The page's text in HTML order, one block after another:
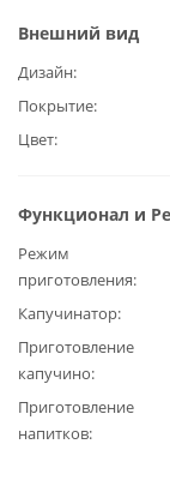
Внешний вид
Дизайн
Покрытие
Цвет
Функционал и
Режим
приготовления
Капучинатор
Приготовление
капучино
Приготовление
напитков